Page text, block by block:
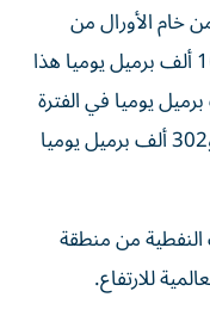
خام الأورال من
المتوقع أن تبلغ في المتوسط حوالي 161 ⁠ألف برميل يوميا هذا
عن متوسط 189 ألف برميل يوميا في الفترة
من يناير كانون الثاني إلى أبريل نيسان و302 ألف برميل يوميا
النفطية من منطقة
للارتفاع.